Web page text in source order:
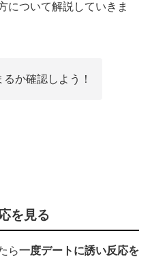
について解説していきま
か確認しよう！
を見る
ら一度デートに誘い反応を